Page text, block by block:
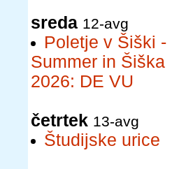
sreda 12-avg
Poletje v Šiški -
Summer in Šiška
2026: DE VU
četrtek 13-avg
Študijske urice